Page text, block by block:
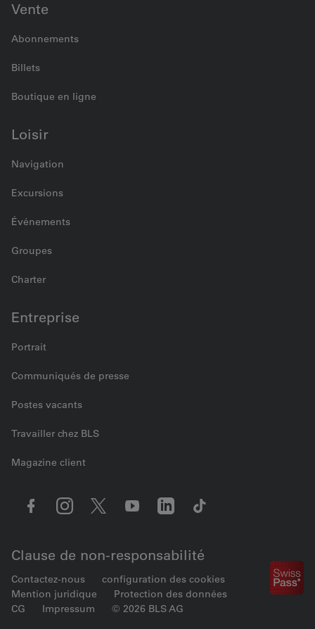
Vente
Abonnements
Billets
Boutique en ligne
Loisir
Navigation
Excursions
Événements
Groupes
Charter
Entreprise
Portrait
Communiqués de presse
Postes vacants
Travailler chez BLS
Magazine client
Clause de non-responsabilité
Contactez-nous
configuration des cookies
Mention juridique
Protection des données
CG
Impressum © 2026 BLS AG